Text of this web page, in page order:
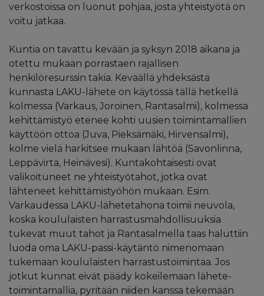
verkostoissa on luonut pohjaa, josta yhteistyötä on
voitu jatkaa.
Kuntia on tavattu kevään ja syksyn 2018 aikana ja
otettu mukaan porrastaen rajallisen
henkilöresurssin takia. Keväällä yhdeksästä
kunnasta LAKU-lähete on käytössä tällä hetkellä
kolmessa (Varkaus, Joroinen, Rantasalmi), kolmessa
kehittämistyö etenee kohti uusien toimintamallien
käyttöön ottoa (Juva, Pieksämäki, Hirvensalmi),
kolme vielä harkitsee mukaan lähtöä (Savonlinna,
Leppävirta, Heinävesi). Kuntakohtaisesti ovat
valikoituneet ne yhteistyötahot, jotka ovat
lähteneet kehittämistyöhön mukaan. Esim.
Varkaudessa LAKU-lähetetahona toimii neuvola,
koska koululaisten harrastusmahdollisuuksia
tukevat muut tahot ja Rantasalmella taas haluttiin
luoda oma LAKU-passi-käytäntö nimenomaan
tukemaan koululaisten harrastustoimintaa. Jos
jotkut kunnat eivät päädy kokeilemaan lähete-
toimintamallia, pyritään niiden kanssa tekemään